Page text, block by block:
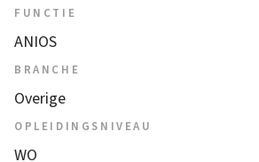
FUNCTIE
ANIOS
BRANCHE
Overige
OPLEIDINGSNIVEAU
WO